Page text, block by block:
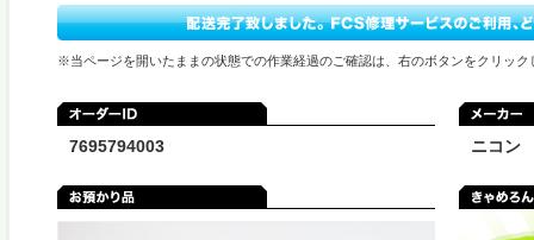
※当ページを開いたままの状態での作業経過のご確認は、右のボタンをクリック
7695794003 ニコン